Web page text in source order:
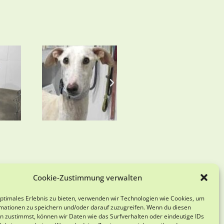
Cookie-Zustimmung verwalten
Erlebnis zu bieten, verwenden wir Technologien wie Cookies, um
zu speichern und/oder darauf zuzugreifen. Wenn du diesen
zustimmst, können wir Daten wie das Surfverhalten oder eindeutige IDs